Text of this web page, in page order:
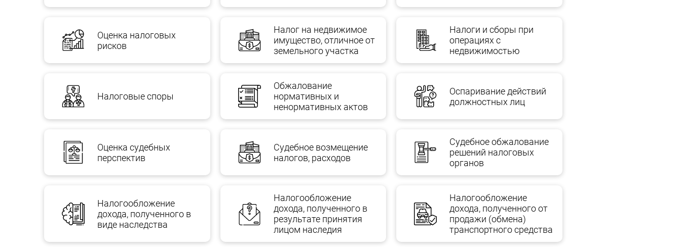
Оценка налоговых
рисков
Налог на недвижимое
имущество, отличное от
земельного участка
Налоги и сборы при
операциях с
недвижимостью
Налоговые споры
Обжалование
нормативных и
ненормативных актов
Оспаривание действий
должностных лиц
Оценка судебных
перспектив
Судебное возмещение
налогов, расходов
Судебное обжалование
решений налоговых
органов
Налогообложение
дохода, полученного в
виде наследства
Налогообложение
дохода, полученного в
результате принятия
лицом наследия
Налогообложение
дохода, полученного от
продажи (обмена)
транспортного средства